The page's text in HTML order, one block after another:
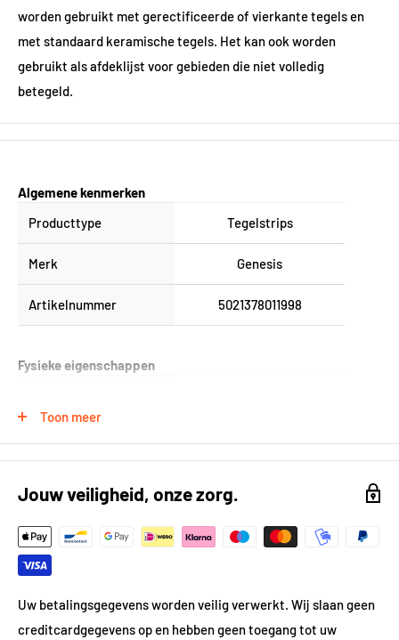
worden gebruikt met gerectificeerde of vierkante tegels en
met standaard keramische tegels. Het kan ook worden
gebruikt als afdeklijst voor gebieden die niet volledig
betegeld.
Algemene kenmerken
Producttype
Tegelstrips
Merk Genesis
Artikelnummer 5021378011998
Fysieke eigenschappen
Product Hoogte (in cm)
Gewicht 0.95 kg
Materiaal
Toon meer
Jouw veiligheid, onze zorg.
Uw betalingsgegevens worden veilig verwerkt. Wij slaan geen
creditcardgegevens op en hebben geen toegang tot uw